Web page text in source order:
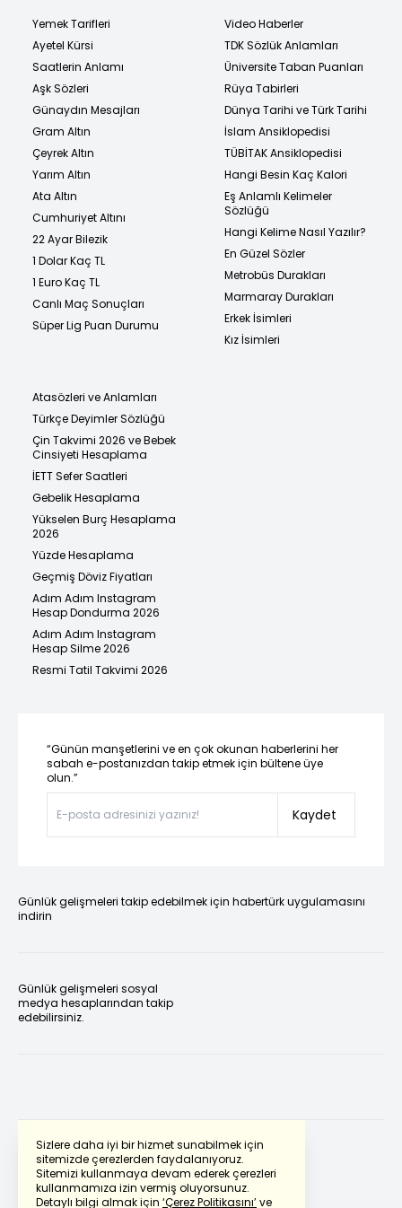
Sizlere daha iyi bir hizmet sunabilmek için
sitemizde çerezlerden faydalanıyoruz.
Sitemizi kullanmaya devam ederek çerezleri
kullanmamıza izin vermiş oluyorsunuz.
Detaylı bilgi almak için ‘Çerez Politikasını’ve
Yemek Tarifleri
Ayetel Kürsi
Saatlerin Anlamı
Aşk Sözleri
Günaydın Mesajları
Gram Altın
Çeyrek Altın
Yarım Altın
Ata Altın
Cumhuriyet Altını
22 Ayar Bilezik
1 Dolar Kaç TL
1 Euro Kaç TL
Canlı Maç Sonuçları
Süper Lig Puan Durumu
Video Haberler
TDK Sözlük Anlamları
Üniversite Taban Puanları
Rüya Tabirleri
Dünya Tarihi ve Türk Tarihi
İslam Ansiklopedisi
TÜBİTAK Ansiklopedisi
Hangi Besin Kaç Kalori
Eş Anlamlı Kelimeler
Sözlüğü
Hangi Kelime Nasıl Yazılır?
En Güzel Sözler
Metrobüs Durakları
Marmaray Durakları
Erkek İsimleri
Kız İsimleri
Atasözleri ve Anlamları
Türkçe Deyimler Sözlüğü
Çin Takvimi 2026 ve Bebek
Cinsiyeti Hesaplama
İETT Sefer Saatleri
Gebelik Hesaplama
Yükselen Burç Hesaplama
2026
Yüzde Hesaplama
Geçmiş Döviz Fiyatları
Adım Adım Instagram
Hesap Dondurma 2026
Adım Adım Instagram
Hesap Silme 2026
Resmi Tatil Takvimi 2026
“Günün manşetlerini ve en çok okunan haberlerini her
sabah e-postanızdan takip etmek için bültene üye
olun.”
Kaydet
Günlük gelişmeleri takip edebilmek için habertürk uygulamasını
indirin
Günlük gelişmeleri sosyal
medya hesaplarından takip
edebilirsiniz.
Powered by Translate